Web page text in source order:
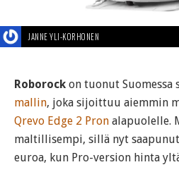
JANNE YLI-KORHONEN
Roborock on tuonut Suomessa
mallin, joka sijoittuu aiemmin
Qrevo Edge 2 Pron alapuolelle.
maltillisempi, sillä nyt
euroa, kun Pro-version hinta